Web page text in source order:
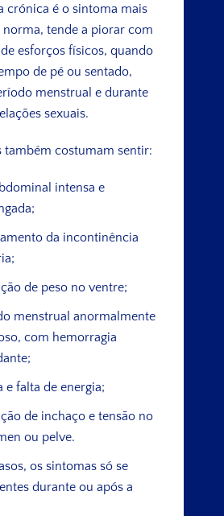
crónica é o sintoma mais
tende a piorar com
esforços físicos, quando
de pé ou sentado,
menstrual e durante
sexuais.
também costumam sentir:
intensa e
da incontinência
de peso no ventre;
menstrual anormalmente
com hemorragia
e falta de energia;
de inchaço e tensão no
ou pelve.
os sintomas só se
durante ou após a